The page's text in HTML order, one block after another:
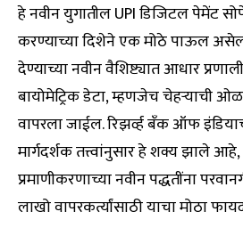
हे नवीन युगातील UPI डिजिटल पेमेंट
करण्याच्या दिशेने एक मोठे पाऊल असेल.
देण्याच्या नवीन वैशिष्ट्यात आधार
बायोमेट्रिक डेटा, म्हणजेच चेहऱ्याची
वापरला जाईल. रिझर्व्ह बँक ऑफ
मार्गदर्शक तत्त्वांनुसार हे शक्य झाले
प्रमाणीकरणाच्या नवीन पद्धतींना
लाखो वापरकर्त्यांसाठी याचा मोठा